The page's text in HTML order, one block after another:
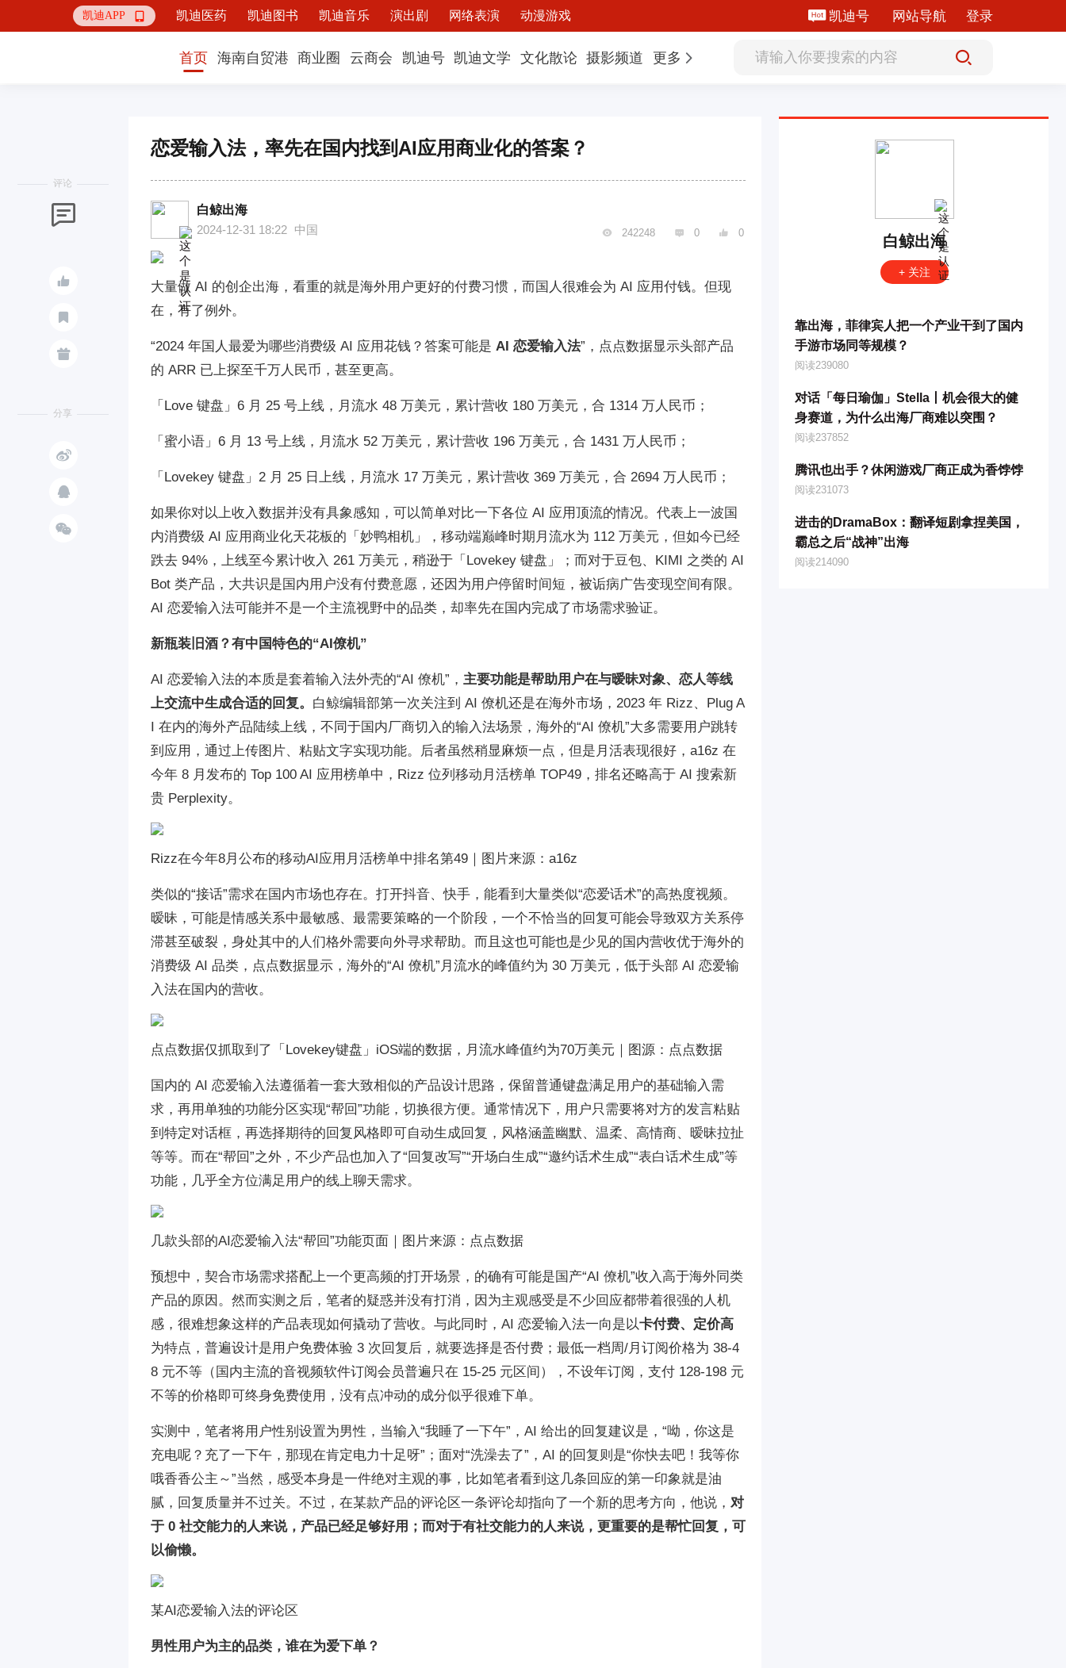
凯迪APP  凯迪医药 凯迪图书 凯迪音乐 演出剧 网络表演 动漫游戏 凯迪号 网站导航 登录
首页 海南自贸港 商业圈 云商会 凯迪号 凯迪文学 文化散论 摄影频道 更多
评论



分享



恋爱输入法，率先在国内找到AI应用商业化的答案？
白鲸出海
2024-12-31 18:22 中国  242248  0  0
大量做 AI 的创企出海，看重的就是海外用户更好的付费习惯，而国人很难会为 AI 应用付钱。但现
在，有了例外。
“2024 年国人最爱为哪些消费级 AI 应用花钱？ 答案可能是 AI 恋爱输入法”，点点数据显示头部产品
的 ARR 已上探至千万人民币，甚至更高。
「Love 键盘」6 月 25 号上线，月流水 48 万美元，累计营收 180 万美元，合 1314 万人民币；
「蜜小语」6 月 13 号上线，月流水 52 万美元，累计营收 196 万美元，合 1431 万人民币；
「Lovekey 键盘」2 月 25 日上线，月流水 17 万美元，累计营收 369 万美元，合 2694 万人民币；
如果你对以上收入数据并没有具象感知，可以简单对比一下各位 AI 应用顶流的情况。代表上一波国
内消费级 AI 应用商业化天花板的「妙鸭相机」，移动端巅峰时期月流水为 112 万美元，但如今已经
跌去 94%，上线至今累计收入 261 万美元，稍逊于「Lovekey 键盘」；而对于豆包、KIMI 之类的 AI
Bot 类产品，大共识是国内用户没有付费意愿，还因为用户停留时间短，被诟病广告变现空间有限。
AI 恋爱输入法可能并不是一个主流视野中的品类，却率先在国内完成了市场需求验证。
新瓶装旧酒？有中国特色的“AI僚机”
AI 恋爱输入法的本质是套着输入法外壳的“AI 僚机”， 主要功能是帮助用户在与暧昧对象、恋人等线
上交流中生成合适的回复。 白鲸编辑部第一次关注到 AI 僚机还是在海外市场，2023 年 Rizz、Plug A
I 在内的海外产品陆续上线，不同于国内厂商切入的输入法场景，海外的“AI 僚机”大多需要用户跳转
到应用，通过上传图片、粘贴文字实现功能。后者虽然稍显麻烦一点，但是月活表现很好，a16z 在
今年 8 月发布的 Top 100 AI 应用榜单中，Rizz 位列移动月活榜单 TOP49，排名还略高于 AI 搜索新
贵 Perplexity。
Rizz在今年8月公布的移动AI应用月活榜单中排名第49｜图片来源：a16z
类似的“接话”需求在国内市场也存在。打开抖音、快手，能看到大量类似“恋爱话术”的高热度视频。
暧昧，可能是情感关系中最敏感、最需要策略的一个阶段，一个不恰当的回复可能会导致双方关系停
滞甚至破裂，身处其中的人们格外需要向外寻求帮助。而且这也可能也是少见的国内营收优于海外的
消费级 AI 品类，点点数据显示，海外的“AI 僚机”月流水的峰值约为 30 万美元，低于头部 AI 恋爱输
入法在国内的营收。
点点数据仅抓取到了「Lovekey键盘」iOS端的数据，月流水峰值约为70万美元｜图源：点点数据
国内的 AI 恋爱输入法遵循着一套大致相似的产品设计思路，保留普通键盘满足用户的基础输入需
求，再用单独的功能分区实现“帮回”功能，切换很方便。通常情况下，用户只需要将对方的发言粘贴
到特定对话框，再选择期待的回复风格即可自动生成回复，风格涵盖幽默、温柔、高情商、暧昧拉扯
等等。而在“帮回”之外，不少产品也加入了“回复改写”“开场白生成”“邀约话术生成”“表白话术生成”等
功能，几乎全方位满足用户的线上聊天需求。
几款头部的AI恋爱输入法“帮回”功能页面｜图片来源：点点数据
预想中，契合市场需求搭配上一个更高频的打开场景，的确有可能是国产“AI 僚机”收入高于海外同类
产品的原因。然而实测之后，笔者的疑惑并没有打消，因为主观感受是不少回应都带着很强的人机
感，很难想象这样的产品表现如何撬动了营收。与此同时，AI 恋爱输入法一向是以卡付费、定价高
为特点，普遍设计是用户免费体验 3 次回复后，就要选择是否付费；最低一档周/月订阅价格为 38-4
8 元不等（国内主流的音视频软件订阅会员普遍只在 15-25 元区间），不设年订阅，支付 128-198 元
不等的价格即可终身免费使用，没有点冲动的成分似乎很难下单。
实测中，笔者将用户性别设置为男性，当输入“我睡了一下午”，AI 给出的回复建议是，“呦，你这是
充电呢？充了一下午，那现在肯定电力十足呀”；面对“洗澡去了”，AI 的回复则是“你快去吧！我等你
哦香香公主～”当然，感受本身是一件绝对主观的事，比如笔者看到这几条回应的第一印象就是油
腻，回复质量并不过关。不过，在某款产品的评论区一条评论却指向了一个新的思考方向，他说， 对
于 0 社交能力的人来说，产品已经足够好用；而对于有社交能力的人来说，更重要的是帮忙回复，可
以偷懒。
某AI恋爱输入法的评论区
男性用户为主的品类，谁在为爱下单？
白鲸出海
+ 关注
靠出海，菲律宾人把一个产业干到了国内
手游市场同等规模？
阅读239080
对话「每日瑜伽」Stella丨机会很大的健
身赛道，为什么出海厂商难以突围？
阅读237852
腾讯也出手？休闲游戏厂商正成为香饽饽
阅读231073
进击的DramaBox：翻译短剧拿捏美国，
霸总之后“战神”出海
阅读214090